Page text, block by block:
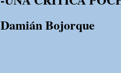
Damián Bojorque